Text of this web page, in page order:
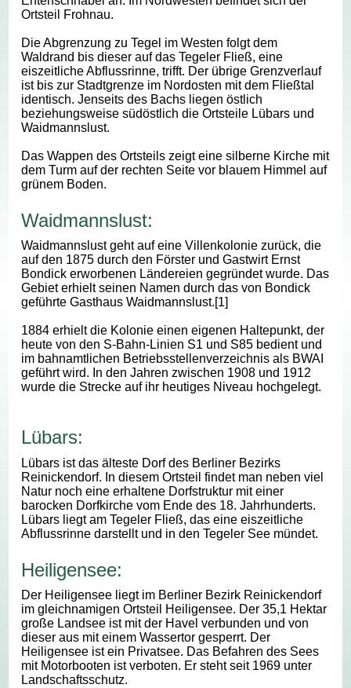
Ortsteil Frohnau.
Die Abgrenzung zu Tegel im Westen folgt dem
Waldrand bis dieser auf das Tegeler Fließ, eine
eiszeitliche Abflussrinne, trifft. Der übrige Grenzverlauf
ist bis zur Stadtgrenze im Nordosten mit dem Fließtal
identisch. Jenseits des Bachs liegen östlich
beziehungsweise südöstlich die Ortsteile Lübars und
Waidmannslust.
Das Wappen des Ortsteils zeigt eine silberne Kirche mit
dem Turm auf der rechten Seite vor blauem Himmel auf
grünem Boden.
Waidmannslust:
Waidmannslust geht auf eine Villenkolonie zurück, die
auf den 1875 durch den Förster und Gastwirt Ernst
Bondick erworbenen Ländereien gegründet wurde. Das
Gebiet erhielt seinen Namen durch das von Bondick
geführte Gasthaus Waidmannslust.[1]
1884 erhielt die Kolonie einen eigenen Haltepunkt, der
heute von den S-Bahn-Linien S1 und S85 bedient und
im bahnamtlichen Betriebsstellenverzeichnis als BWAI
geführt wird. In den Jahren zwischen 1908 und 1912
wurde die Strecke auf ihr heutiges Niveau hochgelegt.
Lübars:
Lübars ist das älteste Dorf des Berliner Bezirks
Reinickendorf. In diesem Ortsteil findet man neben viel
Natur noch eine erhaltene Dorfstruktur mit einer
barocken Dorfkirche vom Ende des 18. Jahrhunderts.
Lübars liegt am Tegeler Fließ, das eine eiszeitliche
Abflussrinne darstellt und in den Tegeler See mündet.
Heiligensee:
Der Heiligensee liegt im Berliner Bezirk Reinickendorf
im gleichnamigen Ortsteil Heiligensee. Der 35,1 Hektar
große Landsee ist mit der Havel verbunden und von
dieser aus mit einem Wassertor gesperrt. Der
Heiligensee ist ein Privatsee. Das Befahren des Sees
mit Motorbooten ist verboten. Er steht seit 1969 unter
Landschaftsschutz.